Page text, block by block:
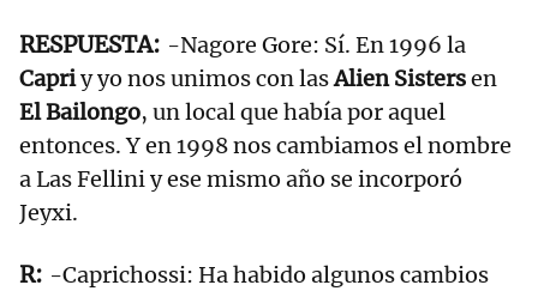
-Nagore Gore: Sí. En 1996 la
Capriy yo nos unimos con lasAlien Sistersen
El Bailongo, un local que había por aquel
entonces. Y en 1998 nos cambiamos el nombre
a Las Fellini y ese mismo año se incorporó
Jeyxi.
-Caprichossi: Ha habido algunos cambios